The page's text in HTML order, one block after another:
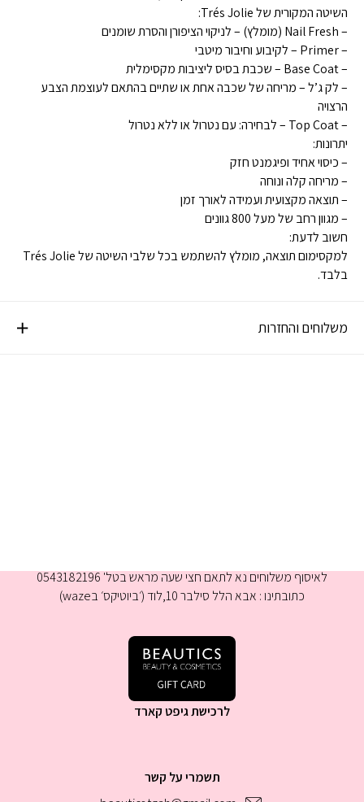
השיטה המקורית של Trés Jolie:
– Nail Fresh (מומלץ) – לניקוי הציפורן והסרת שומנים
– Primer – לקיבוע וחיבור מיטבי
– Base Coat – שכבת בסיס ליציבות מקסימלית
– לק ג’ל – מריחה של שכבה אחת או שתיים בהתאם לעוצמת הצבע
הרצויה
– Top Coat – לבחירה: עם נטרול או ללא נטרול
יתרונות:
– כיסוי אחיד ופיגמנט חזק
– מריחה קלה ונוחה
– תוצאה מקצועית ועמידה לאורך זמן
– מגוון רחב של מעל 800 גוונים
חשוב לדעת:
למקסימום תוצאה, מומלץ להשתמש בכל שלבי השיטה של Trés Jolie
בלבד.
משלוחים והחזרות
תשמרי על קשר
לאיסוף משלוחים נא לתאם חצי שעה מראש בטל' 0543182196
כתובתינו : אבא הלל סילבר 10,לוד (׳ביוטיקס׳ בwaze)
לרכישת גיפט קארד